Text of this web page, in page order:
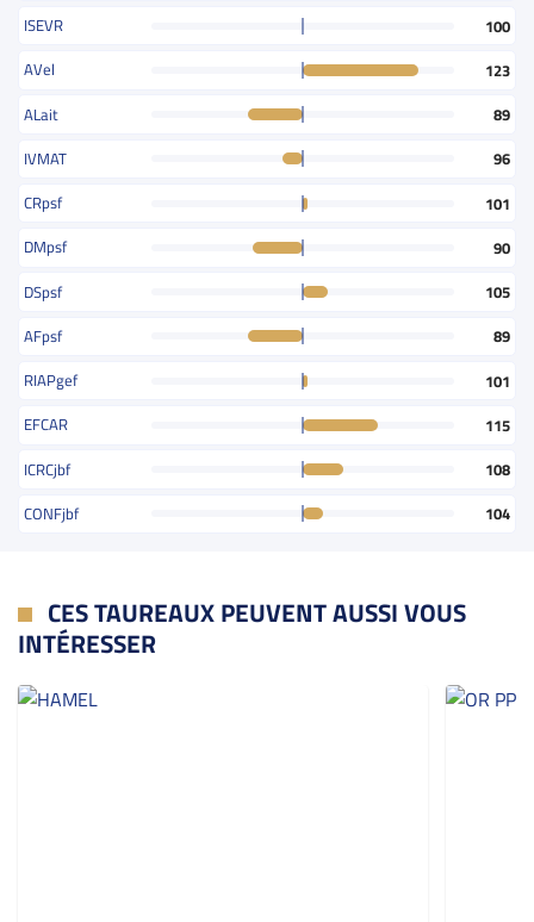
ISEVR
100
AVel
123
ALait
89
IVMAT
96
CRpsf
101
DMpsf
90
DSpsf
105
AFpsf
89
RIAPgef
101
EFCAR
115
ICRCjbf
108
CONFjbf
104
CES TAUREAUX PEUVENT AUSSI VOUS
INTÉRESSER